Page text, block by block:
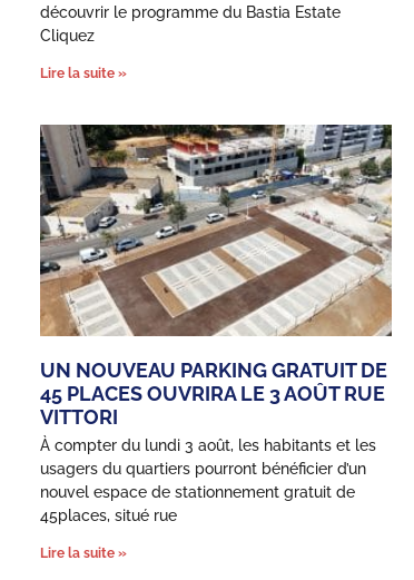
découvrir le programme du Bastia Estate
Cliquez
Lire la suite »
UN NOUVEAU PARKING GRATUIT DE
45 PLACES OUVRIRA LE 3 AOÛT RUE
VITTORI
À compter du lundi 3 août, les habitants et les
usagers du quartiers pourront bénéficier d’un
nouvel espace de stationnement gratuit de
45places, situé rue
Lire la suite »